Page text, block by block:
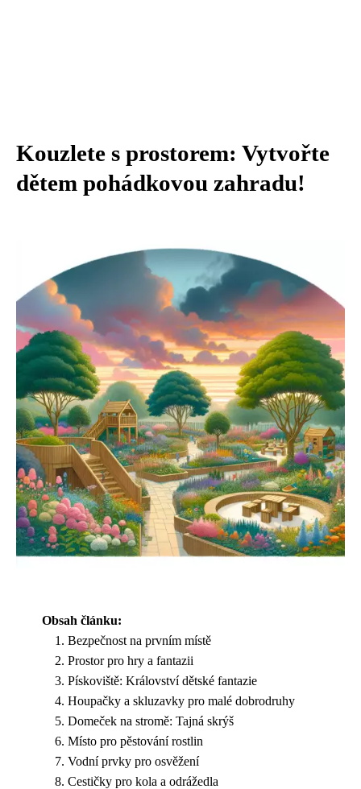
Kouzlete s prostorem: Vytvořte
dětem pohádkovou zahradu!
Obsah článku:
Bezpečnost na prvním místě
Prostor pro hry a fantazii
Pískoviště: Království dětské fantazie
Houpačky a skluzavky pro malé dobrodruhy
Domeček na stromě: Tajná skrýš
Místo pro pěstování rostlin
Vodní prvky pro osvěžení
Cestičky pro kola a odrážedla